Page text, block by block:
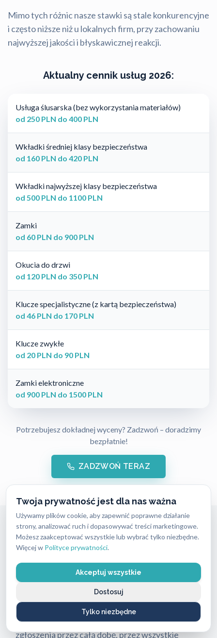
Twoja prywatność jest dla nas ważna
Używamy plików cookie, aby zapewnić poprawne działanie
strony, analizować ruch i dopasowywać treści marketingowe.
Możesz zaakceptować wszystkie lub wybrać tylko niezbędne.
Więcej w Polityce prywatności.
Akceptuj wszystkie
Tylko niezbędne
Dostosuj
Mimo tych różnic nasze stawki są stale konkurencyjne
i często niższe niż u lokalnych firm, przy zachowaniu
najwyższej jakości i błyskawicznej reakcji.
Aktualny cennik usług 2026:
Usługa ślusarska (bez wykorzystania materiałów)
od 250 PLN do 400 PLN
Wkładki średniej klasy bezpieczeństwa
od 160 PLN do 420 PLN
Wkładki najwyższej klasy bezpieczeństwa
od 500 PLN do 1100 PLN
Zamki
od 60 PLN do 900 PLN
Okucia do drzwi
od 120 PLN do 350 PLN
Klucze specjalistyczne (z kartą bezpieczeństwa)
od 46 PLN do 170 PLN
Klucze zwykłe
od 20 PLN do 90 PLN
Zamki elektroniczne
od 900 PLN do 1500 PLN
Potrzebujesz dokładnej wyceny? Zadzwoń – doradzimy
bezpłatnie!
ZADZWOŃ TERAZ
Awaryjne otwieranie mieszkań
Gdynia Chylonia
Potrzebujesz pomocy? Zadzwoń 24/7:
662 869 662. Dojazd na Chylonię w8–15 minut.
Zatrzaśnięte drzwi wymagają natychmiastowej
reakcji. Nasz dyżurny ślusarz przyjmuje
zgłoszenia przez całą dobę, przez wszystkie